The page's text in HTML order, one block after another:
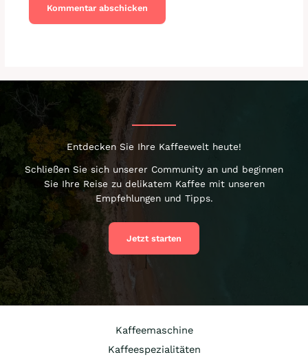
Entdecken Sie Ihre Kaffeewelt heute!
Schließen Sie sich unserer Community an und beginnen
Sie Ihre Reise zu delikatem Kaffee mit unseren
Empfehlungen und Tipps.
Jetzt starten
Kaffeemaschine
Kaffeespezialitäten